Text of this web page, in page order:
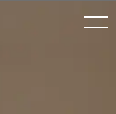
toggle
navigation